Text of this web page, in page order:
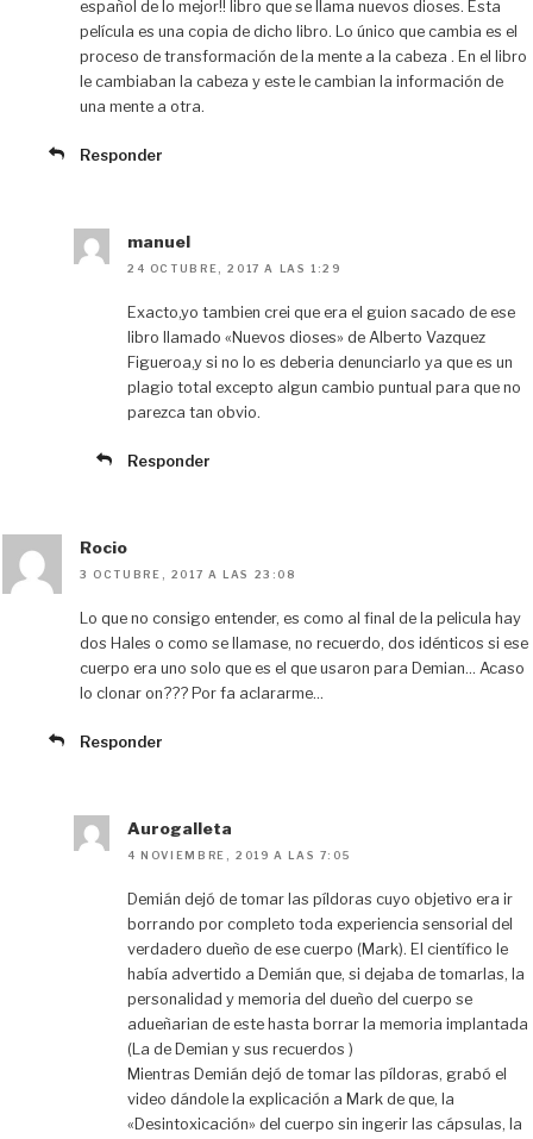
español de lo mejor!! libro que se llama nuevos dioses. Esta
película es una copia de dicho libro. Lo único que cambia es el
proceso de transformación de la mente a la cabeza . En el libro
le cambiaban la cabeza y este le cambian la información de
una mente a otra.
Responder
manuel
24 OCTUBRE, 2017 A LAS 1:29
Exacto,yo tambien crei que era el guion sacado de ese
libro llamado «Nuevos dioses» de Alberto Vazquez
Figueroa,y si no lo es deberia denunciarlo ya que es un
plagio total excepto algun cambio puntual para que no
parezca tan obvio.
Responder
Rocio
3 OCTUBRE, 2017 A LAS 23:08
Lo que no consigo entender, es como al final de la pelicula hay
dos Hales o como se llamase, no recuerdo, dos idénticos si ese
cuerpo era uno solo que es el que usaron para Demian… Acaso
lo clonar on??? Por fa aclararme…
Responder
Aurogalleta
4 NOVIEMBRE, 2019 A LAS 7:05
Demián dejó de tomar las píldoras cuyo objetivo era ir
borrando por completo toda experiencia sensorial del
verdadero dueño de ese cuerpo (Mark). El científico le
había advertido a Demián que, si dejaba de tomarlas, la
personalidad y memoria del dueño del cuerpo se
adueñarian de este hasta borrar la memoria implantada
(La de Demian y sus recuerdos )
Mientras Demián dejó de tomar las píldoras, grabó el
video dándole la explicación a Mark de que, la
«Desintoxicación» del cuerpo sin ingerir las cápsulas, la